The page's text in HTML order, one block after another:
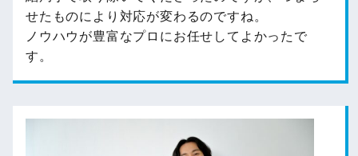
せたものにより対応が変わるのですね。
ノウハウが豊富なプロにお任せしてよかったで
す。